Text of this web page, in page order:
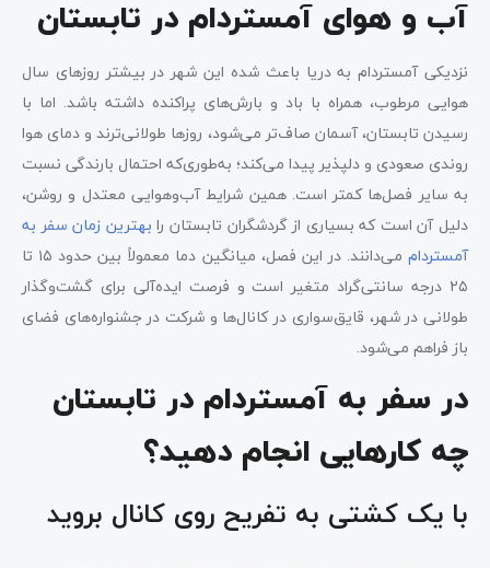
آب و هوای آمستردام در تابستان
نزدیکی آمستردام به دریا باعث شده این شهر در بیشتر روزهای سال
هوایی مرطوب، همراه با باد و بارش‌های پراکنده داشته باشد. اما با
رسیدن تابستان، آسمان صاف‌تر می‌شود، روزها طولانی‌ترند و دمای هوا
روندی صعودی و دلپذیر پیدا می‌کند؛ به‌طوری‌که احتمال بارندگی نسبت
به سایر فصل‌ها کمتر است. همین شرایط آب‌وهوایی معتدل و روشن،
دلیل آن است که بسیاری از گردشگران تابستان را بهترین زمان سفر به
آمستردام
می‌دانند. در این فصل، میانگین دما معمولاً بین حدود ۱۵ تا
۲۵ درجه سانتی‌گراد متغیر است و فرصت ایده‌آلی برای گشت‌وگذار
طولانی در شهر، قایق‌سواری در کانال‌ها و شرکت در جشنواره‌های فضای
باز فراهم می‌شود.
در سفر به آمستردام در تابستان
چه کارهایی انجام دهید؟
با یک کشتی به تفریح روی کانال بروید